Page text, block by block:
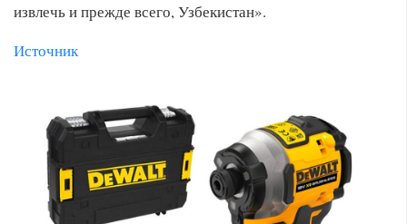
извлечь и прежде всего, Узбекистан».
Источник